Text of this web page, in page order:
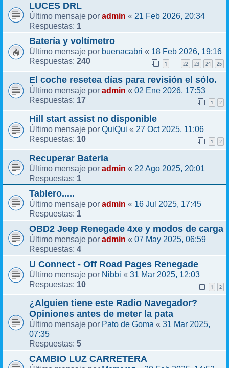
LUCES DRL
Último mensaje por admin « 21 Feb 2026, 20:34
Respuestas: 1
Batería y voltímetro
Último mensaje por buenacabri « 18 Feb 2026, 19:16
Respuestas: 240 1 … 22 23 24 25
El coche resetea días para revisión el sólo.
Último mensaje por admin « 02 Ene 2026, 17:53
Respuestas: 17 1 2
Hill start assist no disponible
Último mensaje por QuiQui « 27 Oct 2025, 11:06
Respuestas: 10 1 2
Recuperar Bateria
Último mensaje por admin « 22 Ago 2025, 20:01
Respuestas: 1
Tablero.....
Último mensaje por admin « 16 Jul 2025, 17:45
Respuestas: 1
OBD2 Jeep Renegade 4xe y modos de carga
Último mensaje por admin « 07 May 2025, 06:59
Respuestas: 4
U Connect - Off Road Pages Renegade
Último mensaje por Nibbi « 31 Mar 2025, 12:03
Respuestas: 10 1 2
¿Alguien tiene este Radio Navegador?
Opiniones antes de meter la pata
Último mensaje por Pato de Goma « 31 Mar 2025,
07:35
Respuestas: 5
CAMBIO LUZ CARRETERA